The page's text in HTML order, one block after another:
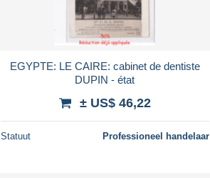
EGYPTE: LE CAIRE: cabinet de dentiste
DUPIN - état
± US$ 46,22
Statuut Professioneel handelaar